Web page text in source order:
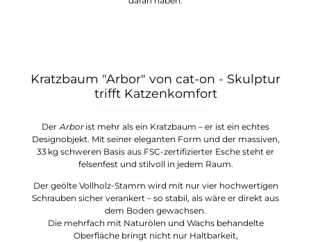
Kratzbaum "Arbor" von cat-on - Skulptur
trifft Katzenkomfort
Der Arborist mehr als ein Kratzbaum – er ist ein echtes
Designobjekt. Mit seiner eleganten Form und der massiven,
33 kg schweren Basis aus FSC-zertifizierter Esche steht er
felsenfest und stilvoll in jedem Raum.
Der geölte Vollholz-Stamm wird mit nur vier hochwertigen
Schrauben sicher verankert – so stabil, als wäre er direkt aus
dem Boden gewachsen.
Die mehrfach mit Naturölen und Wachs behandelte
Oberfläche bringt nicht nur Haltbarkeit,